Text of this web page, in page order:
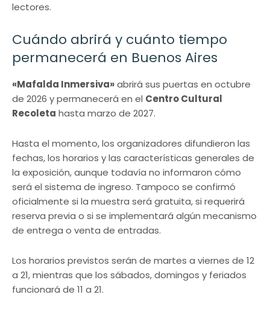
lectores.
Cuándo abrirá y cuánto tiempo
permanecerá en Buenos Aires
«Mafalda Inmersiva»abrirá sus puertas en octubre
de 2026 y permanecerá en el Centro Cultural
Recoleta hasta marzo de 2027.
Hasta el momento, los organizadores difundieron las
fechas, los horarios y las características generales de
la exposición, aunque todavía no informaron cómo
será el sistema de ingreso. Tampoco se confirmó
oficialmente si la muestra será gratuita, si requerirá
reserva previa o si se implementará algún mecanismo
de entrega o venta de entradas.
Los horarios previstos serán de martes a viernes de 12
a 21, mientras que los sábados, domingos y feriados
funcionará de 11 a 21.